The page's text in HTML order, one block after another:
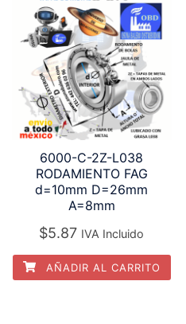
6000-C-2Z-L038
RODAMIENTO FAG
d=10mm D=26mm
A=8mm
$5.87 IVA Incluido
AÑADIR AL CARRITO